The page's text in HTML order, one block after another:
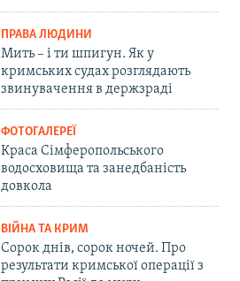
ПРАВА ЛЮДИНИ
Мить – і ти шпигун. Як у
кримських судах розглядають
звинувачення в держзраді
ФОТОГАЛЕРЕЇ
Краса Сімферопольського
водосховища та занедбаність
довкола
ВІЙНА ТА КРИМ
Сорок днів, сорок ночей. Про
результати кримської операції з